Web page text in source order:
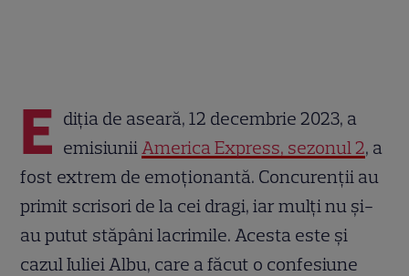
E diția de aseară, 12 decembrie 2023, a
emisiunii America Express, sezonul 2, a
fost extrem de emoționantă. Concurenții au
primit scrisori de la cei dragi, iar mulți nu și-
au putut stăpâni lacrimile. Acesta este și
cazul Iuliei Albu, care a făcut o confesiune